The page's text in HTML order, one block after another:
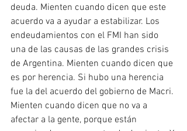
deuda. Mienten cuando dicen que este
acuerdo va a ayudar a estabilizar. Los
endeudamientos con el FMI han sido
una de las causas de las grandes crisis
de Argentina. Mienten cuando dicen que
es por herencia. Si hubo una herencia
fue la del acuerdo del gobierno de Macri.
Mienten cuando dicen que no va a
afectar a la gente, porque están